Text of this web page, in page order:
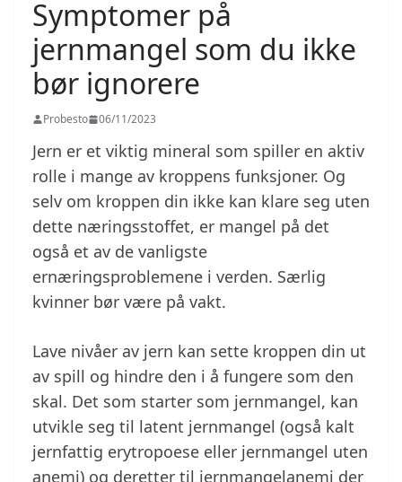
Symptomer på
jernmangel som du ikke
bør ignorere
Probesto 06/11/2023
Jern er et viktig mineral som spiller en aktiv
rolle i mange av kroppens funksjoner. Og
selv om kroppen din ikke kan klare seg uten
dette næringsstoffet, er mangel på det
også et av de vanligste
ernæringsproblemene i verden. Særlig
kvinner bør være på vakt.
Lave nivåer av jern kan sette kroppen din ut
av spill og hindre den i å fungere som den
skal. Det som starter som jernmangel, kan
utvikle seg til latent jernmangel (også kalt
jernfattig erytropoese eller jernmangel uten
anemi) og deretter til jernmangelanemi der